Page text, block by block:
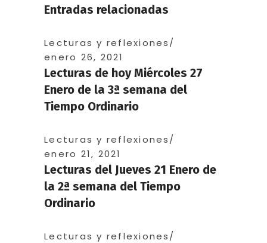
Entradas relacionadas
Lecturas y reflexiones
enero 26, 2021
Lecturas de hoy Miércoles 27
Enero de la 3ª semana del
Tiempo Ordinario
Lecturas y reflexiones
enero 21, 2021
Lecturas del Jueves 21 Enero de
la 2ª semana del Tiempo
Ordinario
Lecturas y reflexiones